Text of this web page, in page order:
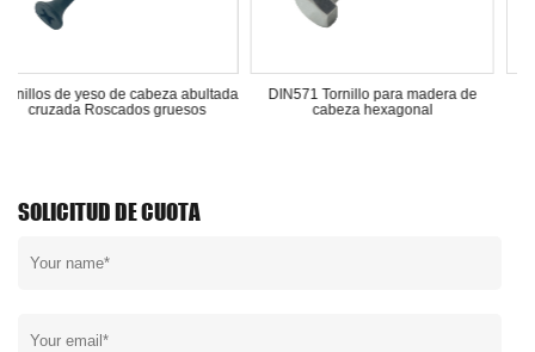
abultada
gruesos
DIN571 Tornillo para madera de
cabeza hexagonal
Tornillos de ojo
SOLICITUD DE CUOTA